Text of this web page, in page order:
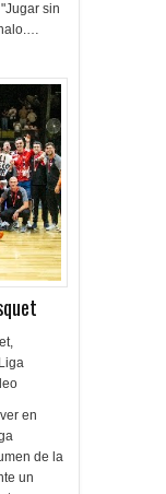
sin
,
Liga
en
de la
un